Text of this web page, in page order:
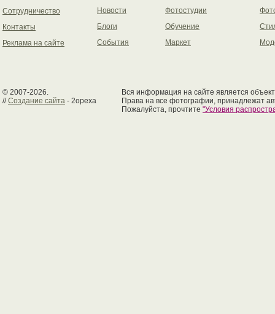
Сотрудничество
Контакты
Реклама на сайте
Новости
Блоги
События
Фотостудии
Обучение
Маркет
© 2007-2026.
//Создание сайта - 2opexa
Вся информация на сайте является
Права на все фотографии, принадлежат
Пожалуйста, прочтите "Условия